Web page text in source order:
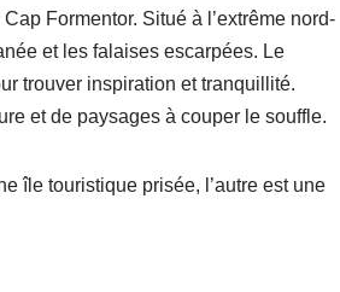
Formentor. Situé à l’extrême nord-
et les falaises escarpées. Le
trouver inspiration et tranquillité.
et de paysages à couper le souffle.
île touristique prisée, l’autre est une